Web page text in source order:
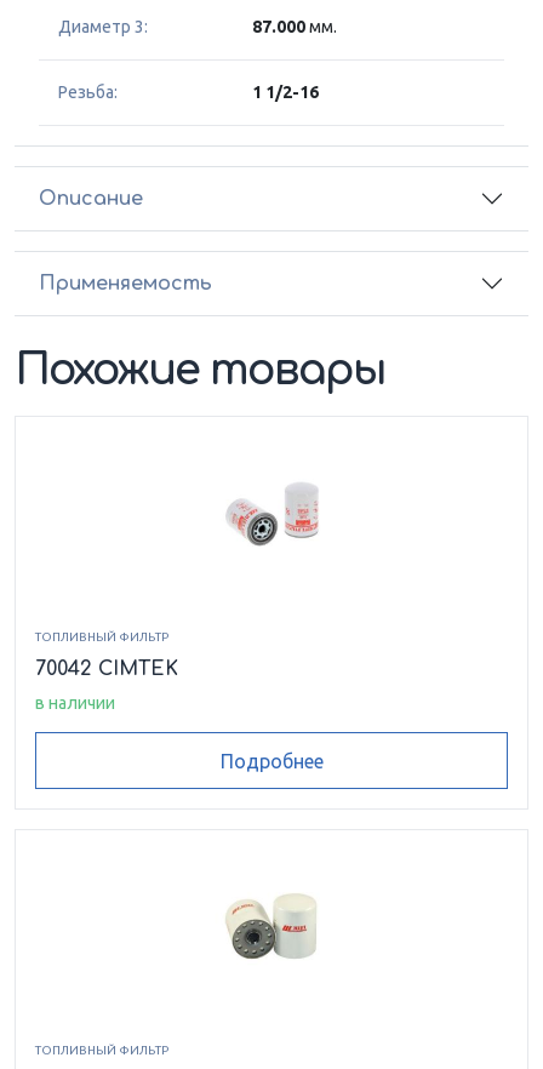
Диаметр 3: 87.000мм.
Резьба: 1 1/2-16
Описание
Применяемость
Похожие товары
ТОПЛИВНЫЙ ФИЛЬТР
70042 CIMTEK
в наличии
Подробнее
ТОПЛИВНЫЙ ФИЛЬТР